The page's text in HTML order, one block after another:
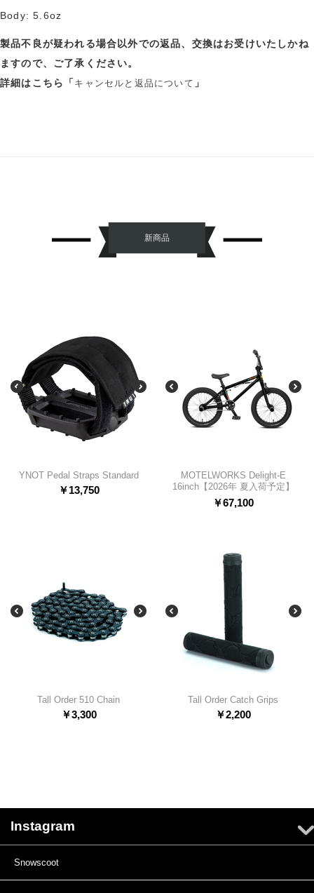
Body: 5.6oz
製品不良が疑われる場合以外での返品、交換はお受けいたしかね
ますので、ご了承ください。
詳細はこちら「 キャンセルと返品について 」
新商品
YNOT Pedal Straps Standard
￥13,750
MOTELWORKS Delight-E
16inch【2026年 夏入荷予定】
￥67,100
Tall Order 510 Chain
￥3,300
Tall Order Catch Grips
￥2,200
Instagram
Snowscoot